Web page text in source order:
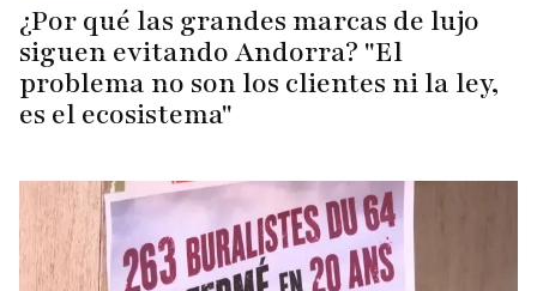
¿Por qué las grandes marcas de lujo
siguen evitando Andorra? "El
problema no son los clientes ni la ley,
es el ecosistema"